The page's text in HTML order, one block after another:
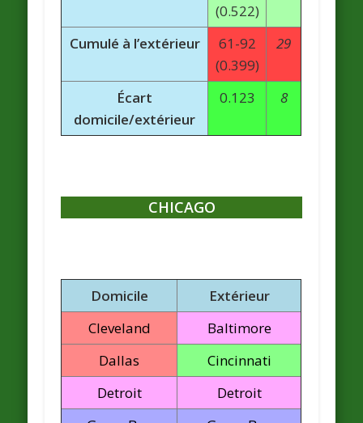
(0.522)
Cumulé à l’extérieur
61-92
(0.399)
29
Écart
domicile/extérieur
0.123 8
CHICAGO
Domicile
Extérieur
Cleveland
Baltimore
Dallas
Cincinnati
Detroit
Detroit